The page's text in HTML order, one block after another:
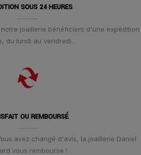
SOUS 24 HEURES
joaillerie bénéficient d'une expédition
du lundi au vendredi.
OU REMBOURSÉ
avez changé d'avis, la joaillerie Daniel
vous rembourse !